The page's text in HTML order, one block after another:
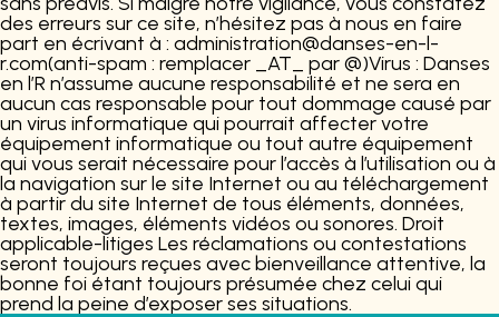
des erreurs sur ce site, n’hésitez pas à nous en faire
part en écrivant à : administration@danses-en-l-
r.com(anti-spam : remplacer _AT_ par @)Virus : Danses
en l’R n’assume aucune responsabilité et ne sera en
aucun cas responsable pour tout dommage causé par
un virus informatique qui pourrait affecter votre
équipement informatique ou tout autre équipement
qui vous serait nécessaire pour l’accès à l’utilisation ou à
la navigation sur le site Internet ou au téléchargement
à partir du site Internet de tous éléments, données,
textes, images, éléments vidéos ou sonores. Droit
applicable-litiges Les réclamations ou contestations
seront toujours reçues avec bienveillance attentive, la
bonne foi étant toujours présumée chez celui qui
prend la peine d’exposer ses situations.